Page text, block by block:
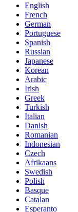
English
French
German
Portuguese
Spanish
Russian
Japanese
Korean
Arabic
Irish
Greek
Turkish
Italian
Danish
Romanian
Indonesian
Czech
Afrikaans
Swedish
Polish
Basque
Catalan
Esperanto